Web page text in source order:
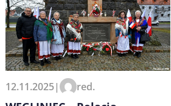
w tej przeglądarce podczas pisania
12.11.2025| red.